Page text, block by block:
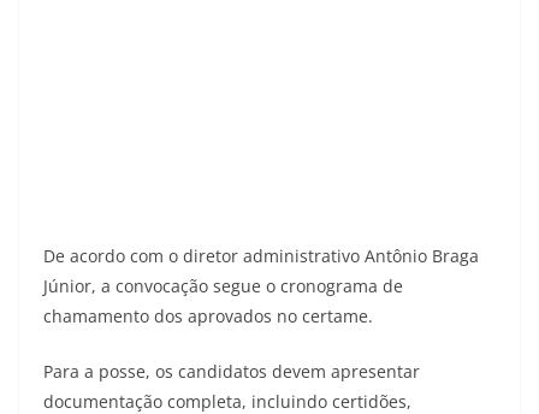
De acordo com o diretor administrativo Antônio Braga
Júnior, a convocação segue o cronograma de
chamamento dos aprovados no certame.
Para a posse, os candidatos devem apresentar
documentação completa, incluindo certidões,